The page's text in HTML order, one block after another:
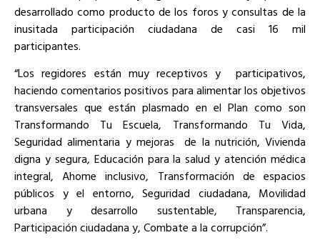
desarrollado como producto de los foros y consultas de la
inusitada participación ciudadana de casi 16 mil
participantes.
“Los regidores están muy receptivos y
participativos,
haciendo comentarios positivos para alimentar los objetivos
transversales que están plasmado en el Plan como son
Transformando Tu Escuela, Transformando Tu Vida,
Seguridad alimentaria y mejoras
de la nutrición, Vivienda
digna y segura, Educación para la salud y atención médica
integral, Ahome inclusivo, Transformación de espacios
públicos y el entorno, Seguridad ciudadana, Movilidad
urbana y desarrollo sustentable, Transparencia,
Participación ciudadana y, Combate a la corrupción”.